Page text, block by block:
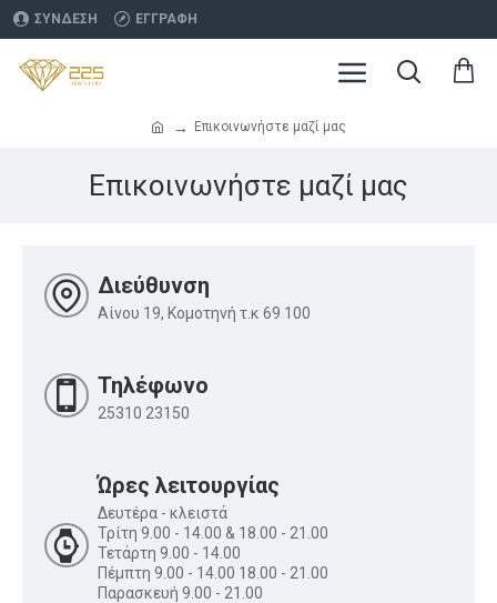
ΣΎΝΔΕΣΗ ΕΓΓΡΑΦΉ
Επικοινωνήστε μαζί μας
Επικοινωνήστε μαζί μας
Διεύθυνση
Αίνου 19, Κομοτηνή τ.κ 69 100
Τηλέφωνο
25310 23150
Ώρες λειτουργίας
Δευτέρα - κλειστά
Τρίτη 9.00 - 14.00 & 18.00 - 21.00
Τετάρτη 9.00 - 14.00
Πέμπτη 9.00 - 14.00 18.00 - 21.00
Παρασκευή 9.00 - 21.00